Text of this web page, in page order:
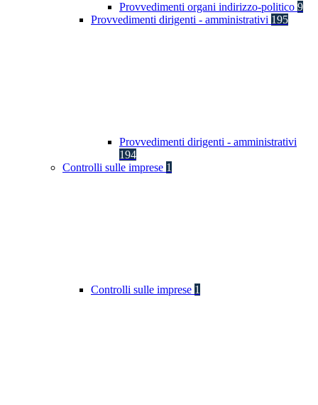
Provvedimenti organi indirizzo-politico 9
Provvedimenti dirigenti - amministrativi 195
Provvedimenti dirigenti - amministrativi
194
Controlli sulle imprese 1
Controlli sulle imprese 1